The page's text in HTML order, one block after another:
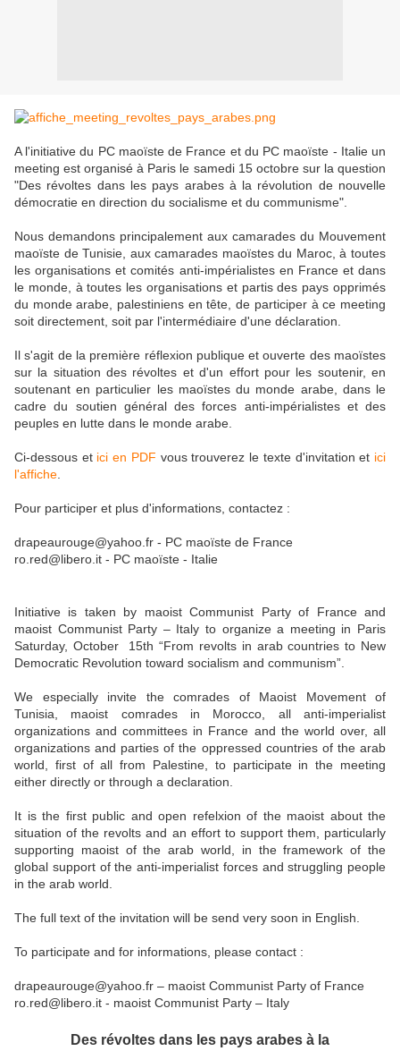
A l'initiative du PC maoïste de France et du PC maoïste - Italie un
meeting est organisé à Paris le samedi 15 octobre sur la question
"Des révoltes dans les pays arabes à la révolution de nouvelle
démocratie en direction du socialisme et du communisme".
Nous demandons principalement aux camarades du Mouvement
maoïste de Tunisie, aux camarades maoïstes du Maroc, à toutes
les organisations et comités anti-impérialistes en France et dans
le monde, à toutes les organisations et partis des pays opprimés
du monde arabe, palestiniens en tête, de participer à ce meeting
soit directement, soit par l'intermédiaire d'une déclaration.
Il s'agit de la première réflexion publique et ouverte des maoïstes
sur la situation des révoltes et d'un effort pour les soutenir, en
soutenant en particulier les maoïstes du monde arabe, dans le
cadre du soutien général des forces anti-impérialistes et des
peuples en lutte dans le monde arabe.
Ci-dessous et ici en PDF vous trouverez le texte d'invitation et ici
l'affiche
Pour participer et plus d'informations, contactez :
drapeaurouge@yahoo.fr - PC maoïste de France
ro.red@libero.it - PC maoïste - Italie
Initiative is taken by maoist Communist Party of France and
maoist Communist Party – Italy to organize a meeting in Paris
Saturday, October 15th “From revolts in arab countries to New
Democratic Revolution toward socialism and communism”.
We especially invite the comrades of Maoist Movement of
Tunisia, maoist comrades in Morocco, all anti-imperialist
organizations and committees in France and the world over, all
organizations and parties of the oppressed countries of the arab
world, first of all from Palestine, to participate in the meeting
either directly or through a declaration.
It is the first public and open refelxion of the maoist about the
situation of the revolts and an effort to support them, particularly
supporting maoist of the arab world, in the framework of the
global support of the anti-imperialist forces and struggling people
in the arab world.
The full text of the invitation will be send very soon in English.
To participate and for informations, please contact :
drapeaurouge@yahoo.fr – maoist Communist Party of France
ro.red@libero.it - maoist Communist Party – Italy
Des révoltes dans les pays arabes à la